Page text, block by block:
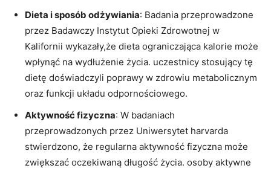
Dieta i sposób odżywiania: Badania przeprowadzone
przez Badawczy Instytut Opieki Zdrowotnej w
Kalifornii wykazały,że dieta ograniczająca kalorie może
wpłynąć na wydłużenie życia. uczestnicy stosujący tę
dietę doświadczyli poprawy w zdrowiu metabolicznym
oraz funkcji układu odpornościowego.
Aktywność fizyczna: W badaniach
przeprowadzonych przez Uniwersytet harvarda
stwierdzono, że regularna aktywność fizyczna może
zwiększać oczekiwaną długość życia. osoby aktywne